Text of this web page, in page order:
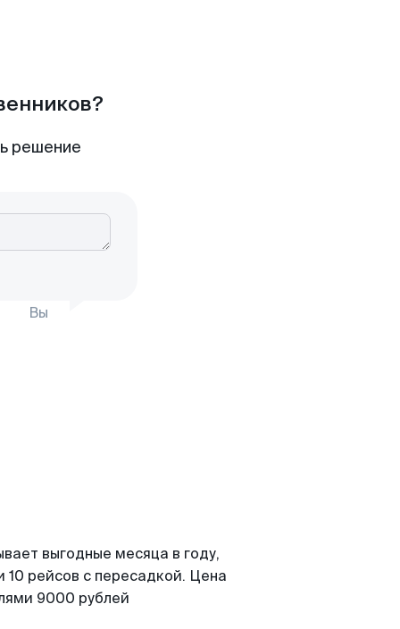
решение
Вы
выгодные месяца в году,
рейсов с пересадкой. Цена
9000 рублей